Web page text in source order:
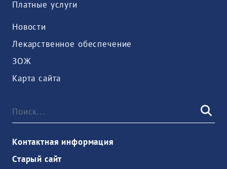
Платные услуги
Новости
Лекарственное обеспечение
ЗОЖ
Карта сайта
Контактная информация
Старый сайт